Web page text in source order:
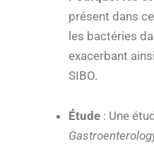
présent dans
les bactéries
exacerbant
SIBO.
Étude : Une